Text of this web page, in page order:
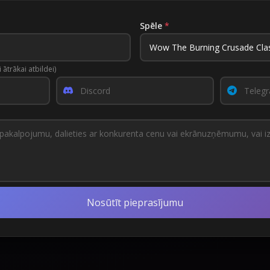
Spēle *
ātrākai atbildei)
Nosūtīt pieprasījumu